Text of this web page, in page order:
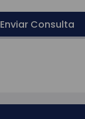
Enviar Consulta